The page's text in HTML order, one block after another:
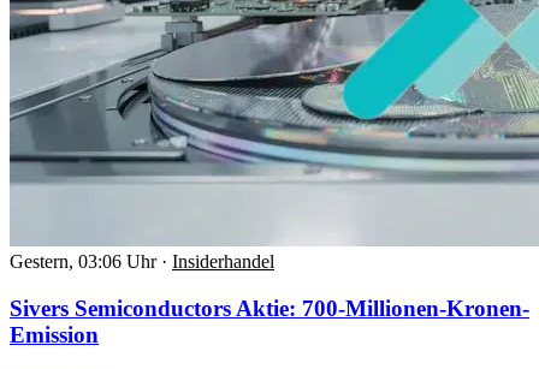
Gestern, 03:06 Uhr · Insiderhandel
Sivers Semiconductors Aktie: 700-Millionen-Kronen-
Emission